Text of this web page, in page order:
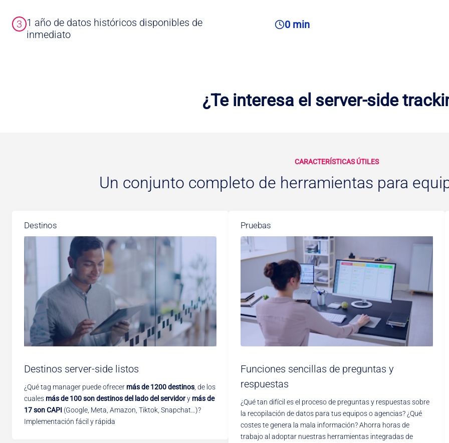
3 1 año de datos históricos disponibles de
inmediato
0 min
¿Te interesa el server-side
CARACTERÍSTICAS ÚTILES
Un conjunto completo de herramientas para
Destinos
Destinos server-side listos
¿Qué tag manager puede ofrecer más de 1200 destinos, de los
cuales más de 100 son destinos del lado del servidory más de
17 son CAPI (Google, Meta, Amazon, Tiktok, Snapchat…)?
Implementación fácil y rápida
Pruebas
Funciones sencillas de preguntas y
respuestas
¿Qué tan difícil es el proceso de preguntas y respuestas sobre
la recopilación de datos para tus equipos o agencias? ¿Qué
costes te genera la mala información? Ahorra horas de
trabajo al adoptar nuestras herramientas integradas de